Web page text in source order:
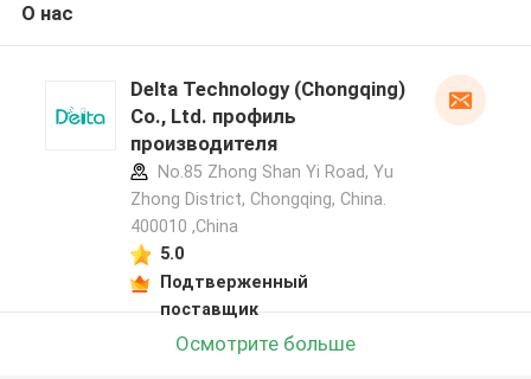
О нас
Delta Technology (Chongqing)
Co., Ltd. профиль
производителя
No.85 Zhong Shan Yi Road, Yu
Zhong District, Chongqing, China.
400010 ,China
5.0
Подтверженный
поставщик
Осмотрите больше